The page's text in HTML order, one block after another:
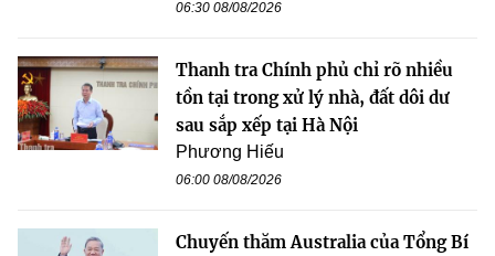
06:30 08/08/2026
Thanh tra Chính phủ chỉ rõ nhiều
tồn tại trong xử lý nhà, đất dôi dư
sau sắp xếp tại Hà Nội
Phương Hiếu
06:00 08/08/2026
Chuyến thăm Australia của Tổng Bí